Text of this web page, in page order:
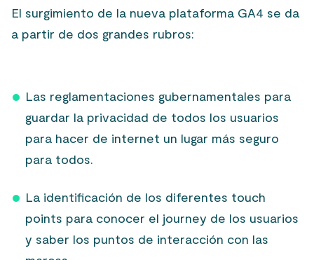
El surgimiento de la nueva plataforma GA4 se da
a partir de dos grandes rubros:
Las reglamentaciones gubernamentales para
guardar la privacidad de todos los usuarios
para hacer de internet un lugar más seguro
para todos.
La identificación de los diferentes touch
points para conocer el journey de los usuarios
y saber los puntos de interacción con las